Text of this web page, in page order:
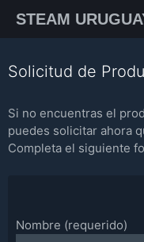
STEAM
Solicitud de
Si no encuentras el
puedes solicitar ahora
Completa el siguiente
Nombre (requerido)